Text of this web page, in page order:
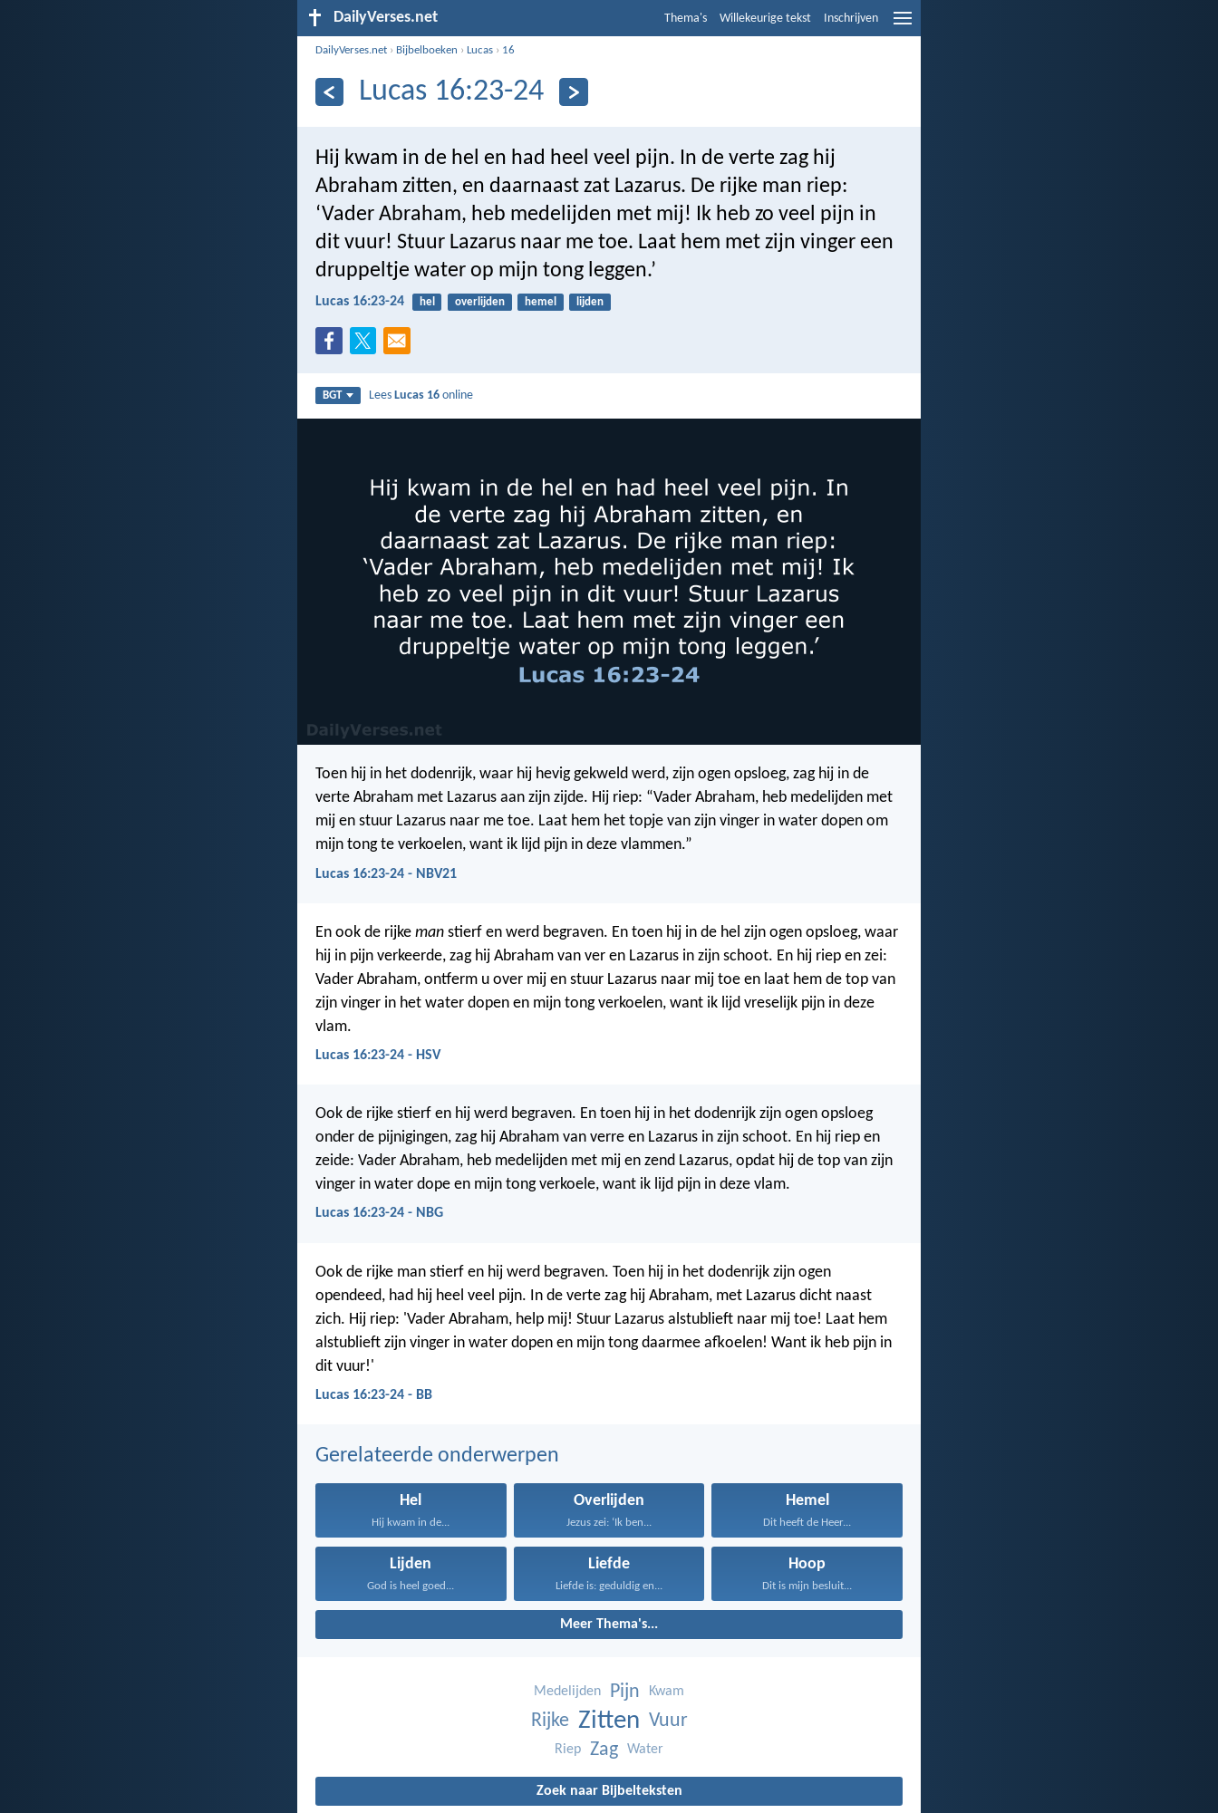
DailyVerses.net Thema's Willekeurige tekst Inschrijven
DailyVerses.net › Bijbelboeken ›Lucas › 16
Lucas 16:23-24
Hij kwam in de hel en had heel veel pijn. In de verte zag hij
Abraham zitten, en daarnaast zat Lazarus. De rijke man riep:
‘Vader Abraham, heb medelijden met mij! Ik heb zo veel pijn in
dit vuur! Stuur Lazarus naar me toe. Laat hem met zijn vinger een
druppeltje water op mijn tong leggen.’
Lucas 16:23-24 hel overlijden hemel lijden
BGT LeesLucas 16 online
Toen hij in het dodenrijk, waar hij hevig gekweld werd, zijn ogen opsloeg, zag hij in de
verte Abraham met Lazarus aan zijn zijde. Hij riep: “Vader Abraham, heb medelijden met
mij en stuur Lazarus naar me toe. Laat hem het topje van zijn vinger in water dopen om
mijn tong te verkoelen, want ik lijd pijn in deze vlammen.”
Lucas 16:23-24 - NBV21
En ook de rijke man stierf en werd begraven. En toen hij in de hel zijn ogen opsloeg, waar
hij in pijn verkeerde, zag hij Abraham van ver en Lazarus in zijn schoot. En hij riep en zei:
Vader Abraham, ontferm u over mij en stuur Lazarus naar mij toe en laat hem de top van
zijn vinger in het water dopen en mijn tong verkoelen, want ik lijd vreselijk pijn in deze
vlam.
Lucas 16:23-24 - HSV
Ook de rijke stierf en hij werd begraven. En toen hij in het dodenrijk zijn ogen opsloeg
onder de pijnigingen, zag hij Abraham van verre en Lazarus in zijn schoot. En hij riep en
zeide: Vader Abraham, heb medelijden met mij en zend Lazarus, opdat hij de top van zijn
vinger in water dope en mijn tong verkoele, want ik lijd pijn in deze vlam.
Lucas 16:23-24 - NBG
Ook de rijke man stierf en hij werd begraven. Toen hij in het dodenrijk zijn ogen
opendeed, had hij heel veel pijn. In de verte zag hij Abraham, met Lazarus dicht naast
zich. Hij riep: 'Vader Abraham, help mij! Stuur Lazarus alstublieft naar mij toe! Laat hem
alstublieft zijn vinger in water dopen en mijn tong daarmee afkoelen! Want ik heb pijn in
dit vuur!'
Lucas 16:23-24 - BB
Gerelateerde onderwerpen
Hel
Hij kwam in de...
Overlijden
Jezus zei: ‘Ik ben...
Hemel
Dit heeft de Heer...
Lijden
God is heel goed...
Liefde
Liefde is: geduldig en...
Hoop
Dit is mijn besluit...
Meer Thema's...
Medelijden Pijn Kwam
Rijke Zitten Vuur
Riep Zag Water
Zoek naar Bijbelteksten